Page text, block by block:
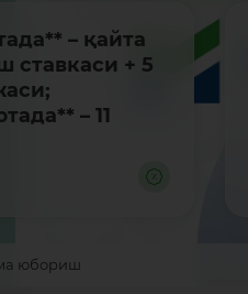
– қайта
ставкаси + 5
– 11
юбориш